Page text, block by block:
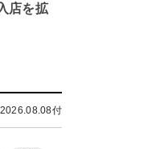
店を拡
2026.08.08付